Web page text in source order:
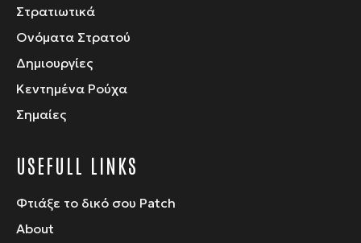
Στρατιωτικά
Ονόματα Στρατού
Δημιουργίες
Κεντημένα Ρούχα
Σημαίες
USEFULL LINKS
Φτιάξε το δικό σου Patch
About